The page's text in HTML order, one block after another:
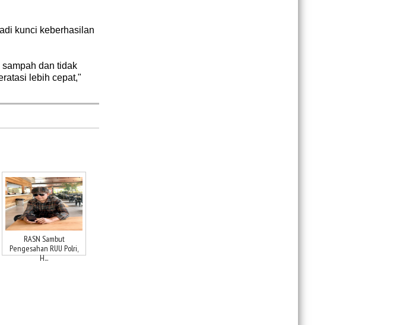
kunci keberhasilan
dan tidak
lebih cepat,"
RASN Sambut
Pengesahan RUU Polri,
H...